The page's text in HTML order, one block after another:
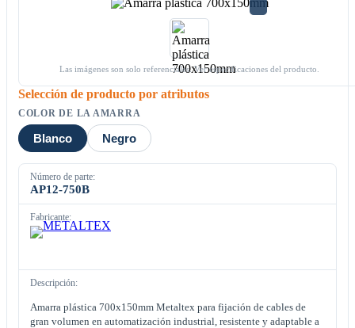
Las imágenes son solo referenciales. Ver especificaciones del producto.
Selección de producto por atributos
COLOR DE LA AMARRA
Blanco Negro
Número de parte:
AP12-750B
Fabricante:
Descripción:
Amarra plástica 700x150mm Metaltex para fijación de cables de
gran volumen en automatización industrial, resistente y adaptable a